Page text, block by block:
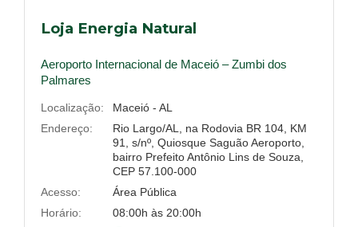
Loja Energia Natural
Aeroporto Internacional de Maceió – Zumbi dos
Palmares
Localização:
Maceió - AL
Endereço:
Rio Largo/AL, na Rodovia BR 104, KM
91, s/nº, Quiosque Saguão Aeroporto,
bairro Prefeito Antônio Lins de Souza,
CEP 57.100-000
Acesso:
Área Pública
Horário:
08:00h às 20:00h